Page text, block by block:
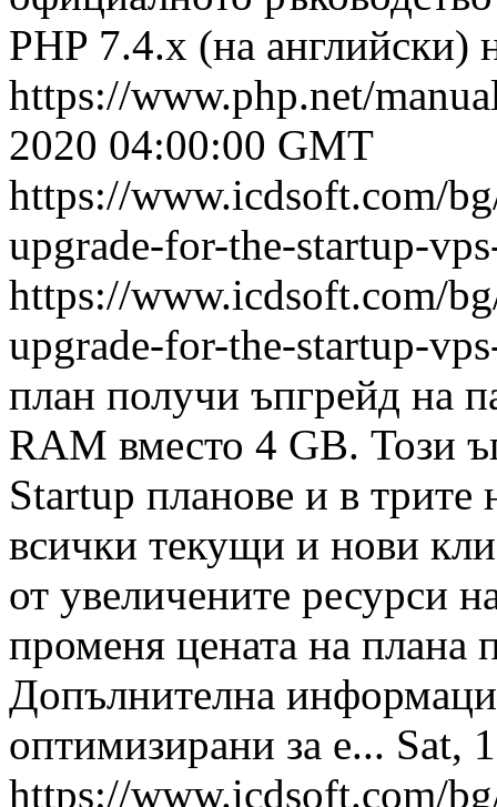
PHP 7.4.x (на английски)
https://www.php.net/
2020 04:00:00 GMT
https://www.icdsoft.com/
upgrade-for-the-startup-
https://www.icdsoft.com/
upgrade-for-the-startup-
план получи ъпгрейд на
RAM вместо 4 GB. Този
Startup планове и в трите
всички текущи и нови
от увеличените ресурси
променя цената на плана
Допълнителна
оптимизирани за е... Sat,
https://www.icdsoft.com/